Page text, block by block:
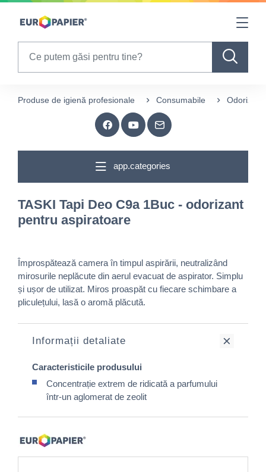
Table Of Content
Produse de igienă profesionale Consumabile Odorizare
app.categories
TASKI Tapi Deo C9a 1Buc - odorizant
pentru aspiratoare
Împrospătează camera în timpul aspirării, neutralizând
mirosurile neplăcute din aerul evacuat de aspirator. Simplu
și ușor de utilizat. Miros proaspăt cu fiecare schimbare a
pliculețului, lasă o aromă plăcută.
Informații detaliate
Caracteristicile produsului
Concentrație extrem de ridicată a parfumului
într-un aglomerat de zeolit